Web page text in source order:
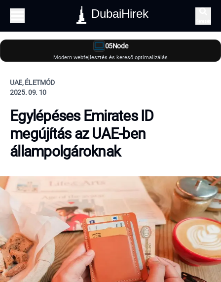
DubaiHirek
05Node
Modern webfejlesztés és kereső optimalizálás
UAE, ÉLETMÓD
2025. 09. 10
Egylépéses Emirates ID
megújítás az UAE-ben
állampolgároknak